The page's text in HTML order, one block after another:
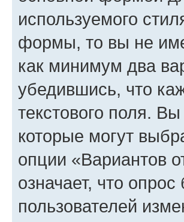
используемого
формы, то вы не
как минимум два
убедившись, что
текстового поля.
которые могут
опции «Вариантов
означает, что
пользователей